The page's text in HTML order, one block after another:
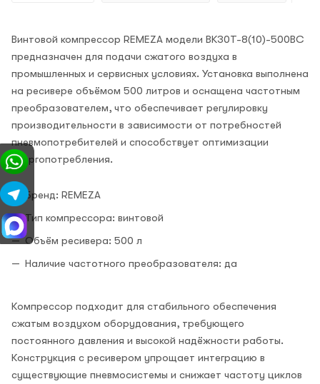
Винтовой компрессор REMEZA модели BK30T-8(10)-500ВС
предназначен для подачи сжатого воздуха в
промышленных и сервисных условиях. Установка выполнена
на ресивере объёмом 500 литров и оснащена частотным
преобразователем, что обеспечивает регулировку
производительности в зависимости от потребностей
пневмопотребителей и способствует оптимизации
энергопотребления.
Бренд: REMEZA
Тип компрессора: винтовой
Объём ресивера: 500 л
Наличие частотного преобразователя: да
Компрессор подходит для стабильного обеспечения
сжатым воздухом оборудования, требующего
постоянного давления и высокой надёжности работы.
Конструкция с ресивером упрощает интеграцию в
существующие пневмосистемы и снижает частоту циклов